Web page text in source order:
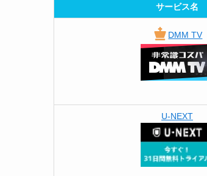
サービス名
DMM TV
U-NEXT